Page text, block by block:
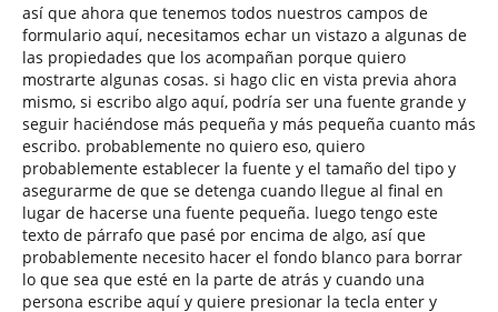
así que ahora que tenemos todos nuestros campos de
formulario aquí, necesitamos echar un vistazo a algunas de
las propiedades que los acompañan porque quiero
mostrarte algunas cosas. si hago clic en vista previa ahora
mismo, si escribo algo aquí, podría ser una fuente grande y
seguir haciéndose más pequeña y más pequeña cuanto más
escribo. probablemente no quiero eso, quiero
probablemente establecer la fuente y el tamaño del tipo y
asegurarme de que se detenga cuando llegue al final en
lugar de hacerse una fuente pequeña. luego tengo este
texto de párrafo que pasé por encima de algo, así que
probablemente necesito hacer el fondo blanco para borrar
lo que sea que esté en la parte de atrás y cuando una
persona escribe aquí y quiere presionar la tecla enter y